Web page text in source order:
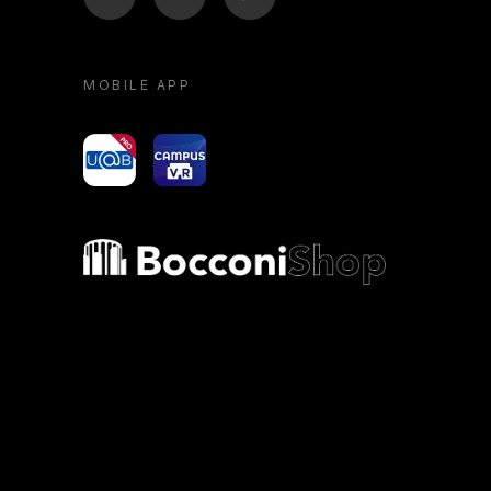
MOBILE APP
yoU@B Campus VR
Bocconi shop